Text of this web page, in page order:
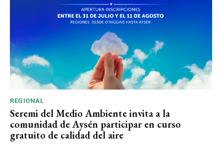
REGIONAL
Seremi del Medio Ambiente invita a la
comunidad de Aysén participar en curso
gratuito de calidad del aire